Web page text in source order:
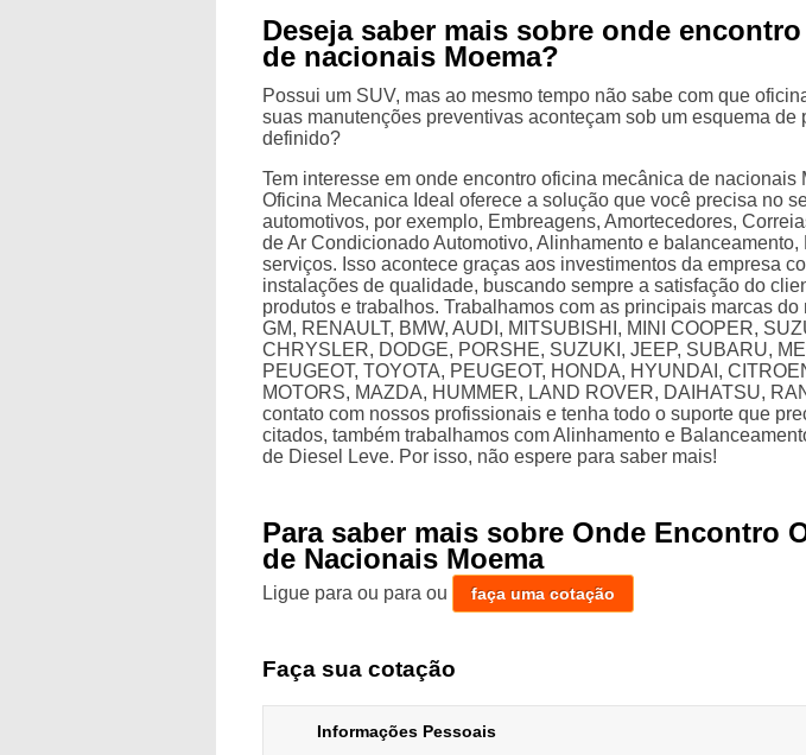
Deseja saber mais sobre onde
de nacionais Moema?
Possui um SUV, mas ao mesmo tempo não sabe com que
suas manutenções preventivas aconteçam sob um esquema
definido?
Tem interesse em onde encontro oficina mecânica de nacionais
Oficina Mecanica Ideal oferece a solução que você precisa no
automotivos, por exemplo, Embreagens, Amortecedores,
de Ar Condicionado Automotivo, Alinhamento e balanceamento,
serviços. Isso acontece graças aos investimentos da empresa
instalações de qualidade, buscando sempre a satisfação do
produtos e trabalhos. Trabalhamos com as principais marcas do
GM, RENAULT, BMW, AUDI, MITSUBISHI, MINI COOPER,
CHRYSLER, DODGE, PORSHE, SUZUKI, JEEP, SUBARU,
PEUGEOT, TOYOTA, PEUGEOT, HONDA, HYUNDAI,
MOTORS, MAZDA, HUMMER, LAND ROVER, DAIHATSU,
contato com nossos profissionais e tenha todo o suporte que
citados, também trabalhamos com Alinhamento e
de Diesel Leve. Por isso, não espere para saber mais!
Para saber mais sobre Onde Encontro
de Nacionais Moema
Ligue paraou paraou faça uma cotação
Faça sua cotação
Informações Pessoais